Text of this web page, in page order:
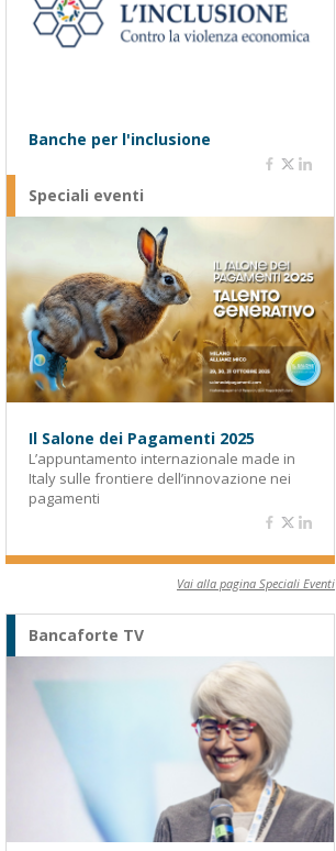
Banche per l'inclusione
Speciali eventi
Il Salone dei Pagamenti 2025
L’appuntamento internazionale made in
Italy sulle frontiere dell’innovazione nei
pagamenti
Vai alla pagina Speciali Eventi
Bancaforte TV